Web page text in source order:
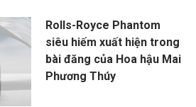
Rolls-Royce Phantom
siêu hiếm xuất hiện trong
bài đăng của Hoa hậu Mai
Phương Thúy